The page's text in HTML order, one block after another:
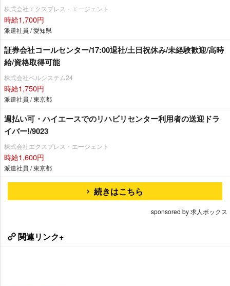
株式会社エクスプレス・エージェント
時給1,700円
派遣社員 / 愛知県
証券会社コールセンター/17:00退社/土日祝休み/未経験歓迎/高時
給/資格取得可能
株式会社ベルシステム24
時給1,750円
派遣社員 / 東京都
週払い可・ハイエースでのリハビリセンター利用者の送迎ドラ
イバー!/9023
株式会社エクスプレス・エージェント
時給1,600円
派遣社員 / 東京都
続きはこちら
sponsored by 求人ボックス
関連リンク+